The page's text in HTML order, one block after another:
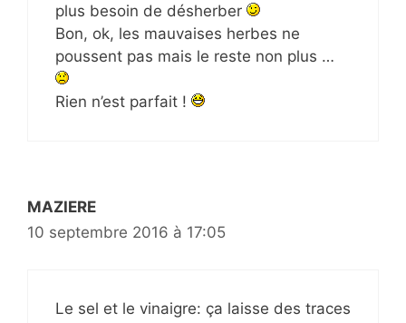
plus besoin de désherber
Bon, ok, les mauvaises herbes ne
poussent pas mais le reste non plus …
Rien n’est parfait !
MAZIERE
10 septembre 2016 à 17:05
Le sel et le vinaigre: ça laisse des traces